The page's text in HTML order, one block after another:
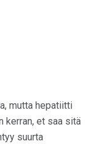
mutta hepatiitti
kerran, et saa sitä
suurta